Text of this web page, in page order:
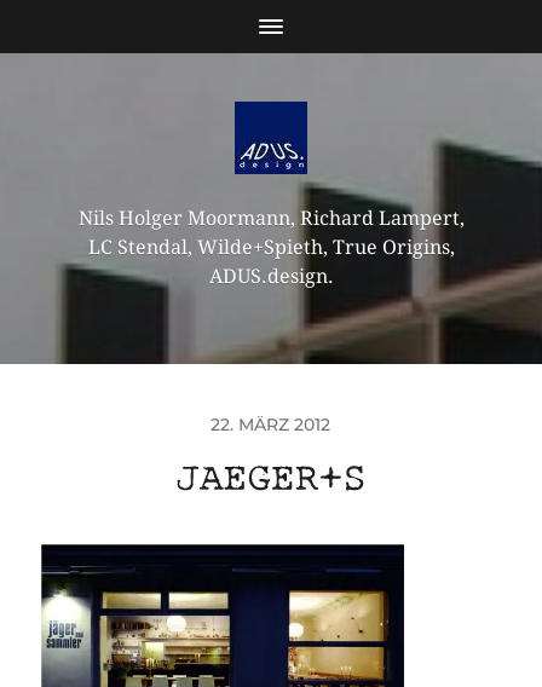
Nils Holger Moormann, Richard Lampert,
LC Stendal, Wilde+Spieth, True Origins,
ADUS.design.
22. MÄRZ 2012